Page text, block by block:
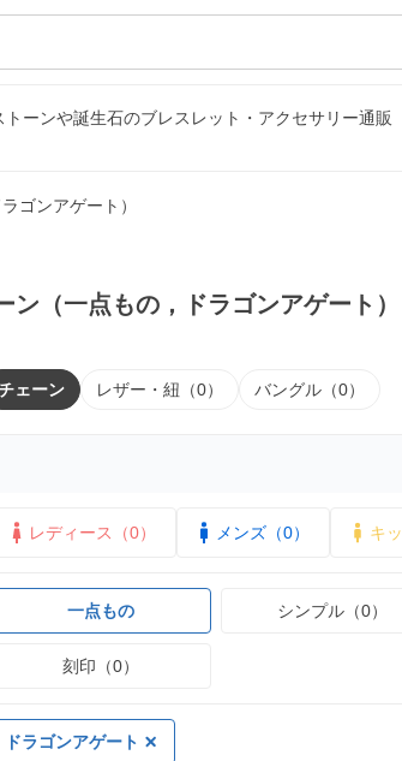
ーンや誕生石のブレスレット・アクセサリー通販
ゴンアゲート）
ン（一点もの，ドラゴンアゲート）
ェーン レザー・紐（0） バングル（0）
レディース（0） メンズ（0） キ
一点もの シンプル（0）
刻印（0）
ドラゴンアゲート